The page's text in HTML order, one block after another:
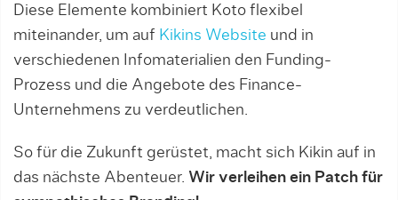
Diese Elemente kombiniert Koto flexibel
miteinander, um auf Kikins Website und in
verschiedenen Infomaterialien den Funding-
Prozess und die Angebote des Finance-
Unternehmens zu verdeutlichen.
So für die Zukunft gerüstet, macht sich Kikin auf in
das nächste Abenteuer. Wir verleihen ein Patch für